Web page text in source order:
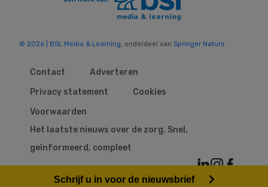
© 2026 | BSL Media & Learning , onderdeel van Springer Nature
Contact
Adverteren
Privacy statement
Cookies
Voorwaarden
Het laatste nieuws over de zorg. Snel,
geïnformeerd, compleet
Schrijf u in voor de nieuwsbrief